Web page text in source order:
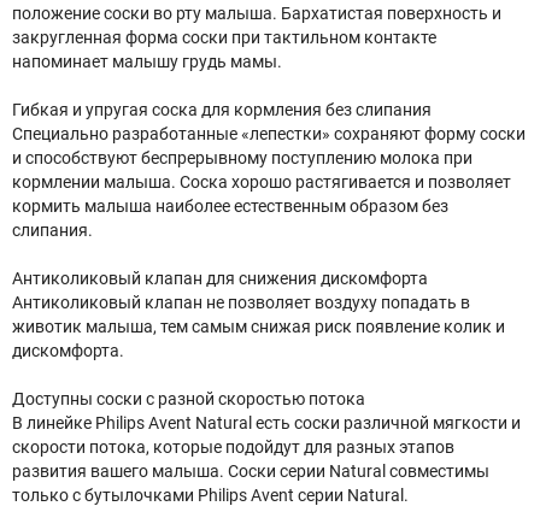
положение соски во рту малыша. Бархатистая поверхность и
закругленная форма соски при тактильном контакте
напоминает малышу грудь мамы.​
Гибкая и упругая соска для кормления без слипания​
Специально разработанные «лепестки» сохраняют форму соски
и способствуют беспрерывному поступлению молока при
кормлении малыша. Соска хорошо растягивается и позволяет
кормить малыша наиболее естественным образом без
слипания. ​
Антиколиковый клапан для снижения дискомфорта
Антиколиковый клапан не позволяет воздуху попадать в
животик малыша, тем самым снижая риск появление колик и
дискомфорта.
Доступны соски с разной скоростью потока
В линейке Philips Avent Natural есть соски различной мягкости и
скорости потока, которые подойдут для разных этапов
развития вашего малыша. Соски серии Natural совместимы
только с бутылочками Philips Avent серии Natural.